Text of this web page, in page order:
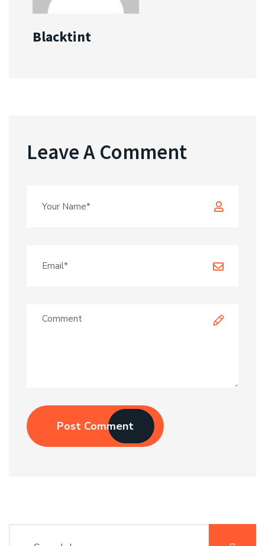
Blacktint
Leave A Comment
Post Comment